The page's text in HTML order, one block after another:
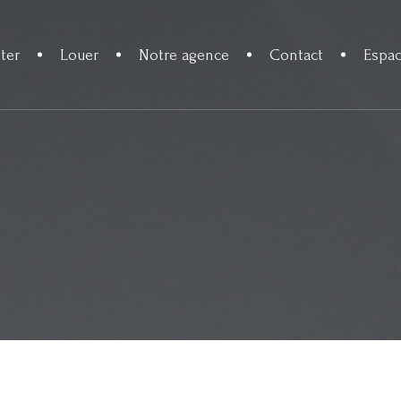
Louer Notre agence Contact